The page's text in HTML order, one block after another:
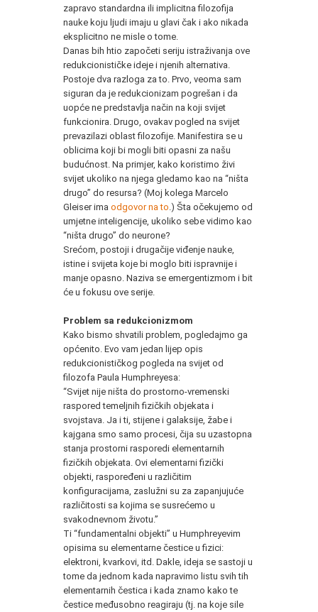
zapravo standardna ili implicitna filozofija
nauke koju ljudi imaju u glavi čak i ako nikada
eksplicitno ne misle o tome.
Danas bih htio započeti seriju istraživanja ove
redukcionističke ideje i njenih alternativa.
Postoje dva razloga za to. Prvo, veoma sam
siguran da je redukcionizam pogrešan i da
uopće ne predstavlja način na koji svijet
funkcionira. Drugo, ovakav pogled na svijet
prevazilazi oblast filozofije. Manifestira se u
oblicima koji bi mogli biti opasni za našu
budućnost. Na primjer, kako koristimo živi
svijet ukoliko na njega gledamo kao na “ništa
drugo” do resursa? (Moj kolega Marcelo
Gleiser ima odgovor na to .) Šta očekujemo od
umjetne inteligencije, ukoliko sebe vidimo kao
“ništa drugo” do neurone?
Srećom, postoji i drugačije viđenje nauke,
istine i svijeta koje bi moglo biti ispravnije i
manje opasno. Naziva se emergentizmom i bit
će u fokusu ove serije.
Problem sa redukcionizmom
Kako bismo shvatili problem, pogledajmo ga
općenito. Evo vam jedan lijep opis
redukcionističkog pogleda na svijet od
filozofa Paula Humphreyesa:
“Svijet nije ništa do prostorno-vremenski
raspored temeljnih fizičkih objekata i
svojstava. Ja i ti, stijene i galaksije, žabe i
kajgana smo samo procesi, čija su uzastopna
stanja prostorni rasporedi elementarnih
fizičkih objekata. Ovi elementarni fizički
objekti, raspoređeni u različitim
konfiguracijama, zaslužni su za zapanjujuće
različitosti sa kojima se susrećemo u
svakodnevnom životu.”
Ti “fundamentalni objekti” u Humphreyevim
opisima su elementarne čestice u fizici:
elektroni, kvarkovi, itd. Dakle, ideja se sastoji u
tome da jednom kada napravimo listu svih tih
elementarnih čestica i kada znamo kako te
čestice međusobno reagiraju (tj. na koje sile